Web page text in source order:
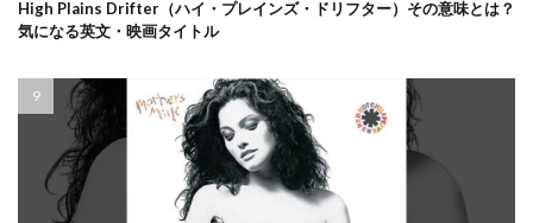
High Plains Drifter（ハイ・プレインズ・ドリフター）その意味とは？
気になる英文・映画タイトル